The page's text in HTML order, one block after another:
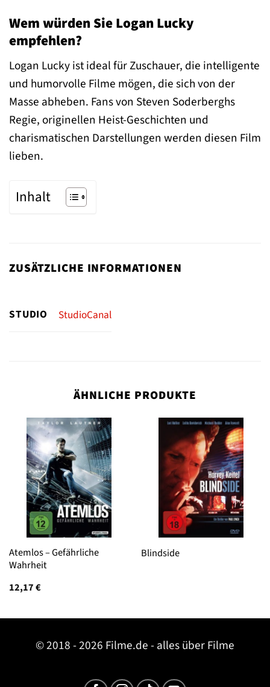
Wem würden Sie Logan Lucky
empfehlen?
Logan Lucky ist ideal für Zuschauer, die intelligente
und humorvolle Filme mögen, die sich von der
Masse abheben. Fans von Steven Soderberghs
Regie, originellen Heist-Geschichten und
charismatischen Darstellungen werden diesen Film
lieben.
Inhalt
ZUSÄTZLICHE INFORMATIONEN
STUDIO StudioCanal
ÄHNLICHE PRODUKTE
Atemlos – Gefährliche
Wahrheit
12,17€
Blindside
© 2018 - 2026 Filme.de - alles über Filme